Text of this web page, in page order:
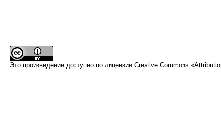
Это произведение доступно по лицензии Creative Commons